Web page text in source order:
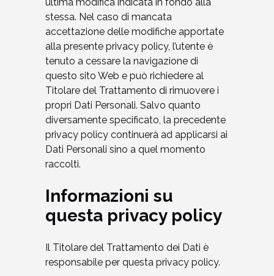
stessa. Nel caso di mancata
accettazione delle modifiche apportate
alla presente privacy policy, l’utente è
tenuto a cessare la navigazione di
questo sito Web e può richiedere al
Titolare del Trattamento di rimuovere i
propri Dati Personali. Salvo quanto
diversamente specificato, la precedente
privacy policy continuerà ad applicarsi ai
Dati Personali sino a quel momento
raccolti.
Informazioni su
questa privacy policy
Il Titolare del Trattamento dei Dati è
responsabile per questa privacy policy.